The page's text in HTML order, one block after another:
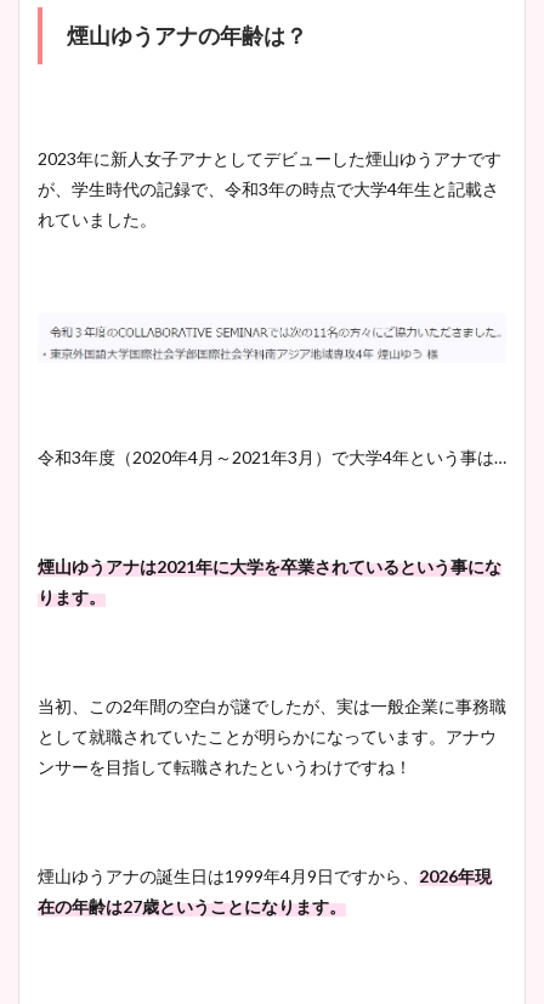
煙山ゆうアナの年齢は？
2023年に新人女子アナとしてデビューした煙山ゆうアナです
が、学生時代の記録で、令和3年の時点で大学4年生と記載さ
れていました。
令和3年度（2020年4月～2021年3月）で大学4年という事は…
煙山ゆうアナは2021年に大学を卒業されているという事にな
ります。
当初、この2年間の空白が謎でしたが、実は一般企業に事務職
として就職されていたことが明らかになっています。アナウ
ンサーを目指して転職されたというわけですね！
煙山ゆうアナの誕生日は1999年4月9日ですから、 2026年現
在の年齢は27歳ということになります。